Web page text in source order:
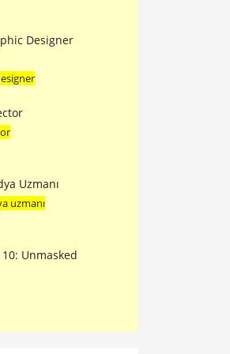
Designer
Uzmanı
uzmanı
Unmasked